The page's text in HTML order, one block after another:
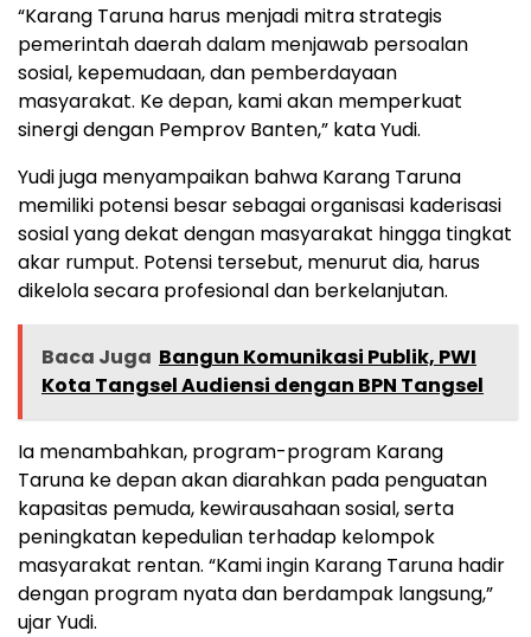
“Karang Taruna harus menjadi mitra strategis
pemerintah daerah dalam menjawab persoalan
sosial, kepemudaan, dan pemberdayaan
masyarakat. Ke depan, kami akan memperkuat
sinergi dengan Pemprov Banten,” kata Yudi.
Yudi juga menyampaikan bahwa Karang Taruna
memiliki potensi besar sebagai organisasi kaderisasi
sosial yang dekat dengan masyarakat hingga tingkat
akar rumput. Potensi tersebut, menurut dia, harus
dikelola secara profesional dan berkelanjutan.
Baca Juga Bangun Komunikasi Publik, PWI
Kota Tangsel Audiensi dengan BPN Tangsel
Ia menambahkan, program-program Karang
Taruna ke depan akan diarahkan pada penguatan
kapasitas pemuda, kewirausahaan sosial, serta
peningkatan kepedulian terhadap kelompok
masyarakat rentan. “Kami ingin Karang Taruna hadir
dengan program nyata dan berdampak langsung,”
ujar Yudi.